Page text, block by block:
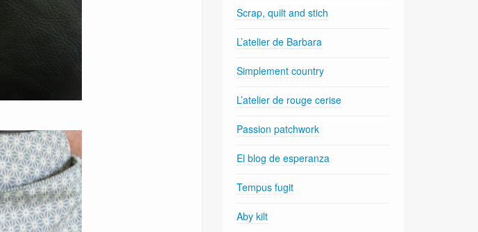
Scrap, quilt and stich
L’atelier de Barbara
Simplement country
L’atelier de rouge cerise
Passion patchwork
El blog de esperanza
Tempus fugit
Aby kilt